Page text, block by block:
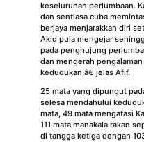
keseluruhan perlumbaan.
dan sentiasa cuba
berjaya menjarakkan diri
Akid pula mengejar
pada penghujung
dan mengerah
kedudukan,â€ jelas Afif.
25 mata yang dipungut
selesa mendahului
mata, 49 mata mengatasi
111 mata manakala rakan
di tangga ketiga dengan